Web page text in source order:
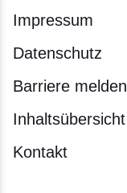
Impressum
Datenschutz
Barriere melden
Inhaltsübersicht
Kontakt